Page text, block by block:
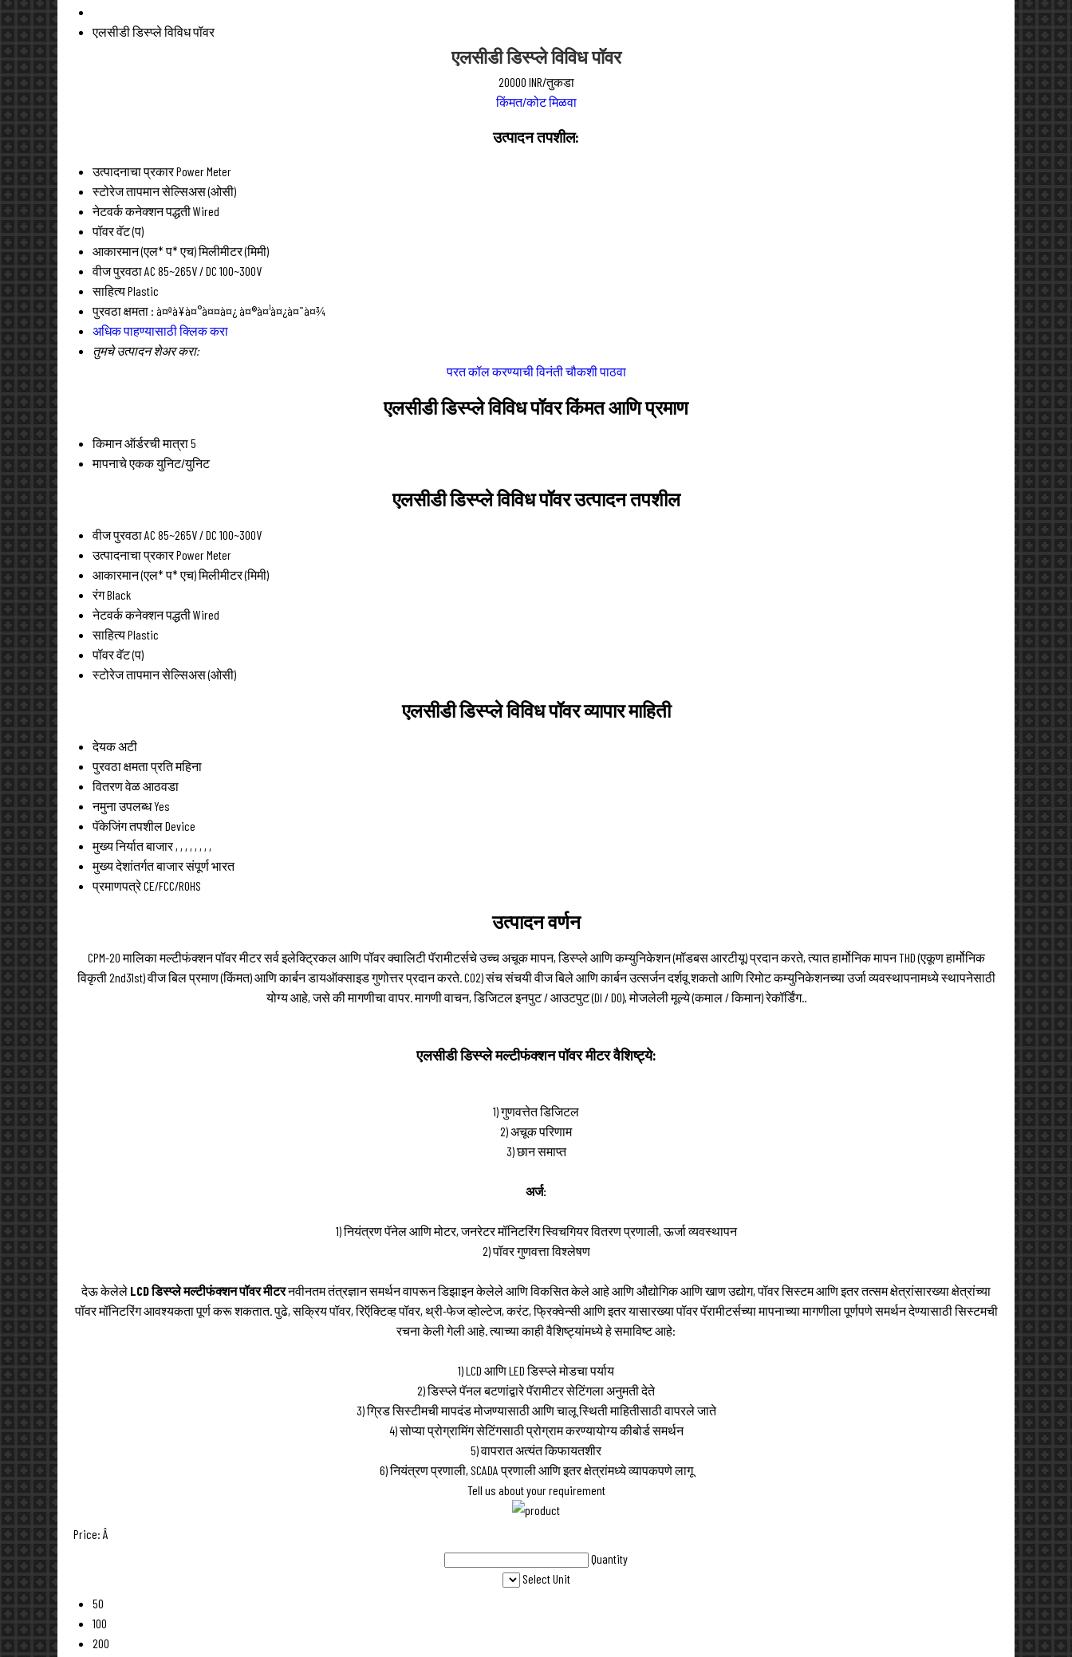
एलसीडी डिस्प्ले विविध पॉवर
एलसीडी डिस्प्ले विविध पॉवर
20000 INR/तुकडा
किंमत/कोट मिळवा
उत्पादन तपशील:
उत्पादनाचा प्रकारPower Meter
स्टोरेज तापमानसेल्सिअस (ओसी)
नेटवर्क कनेक्शन पद्धतीWired
पॉवरवॅट (प)
आकारमान (एल* प* एच)मिलीमीटर (मिमी)
वीज पुरवठाAC 85~265V / DC 100~300V
साहित्यPlastic
पुरवठा क्षमता : à¤ªà¥à¤°à¤¤à¤¿ à¤®à¤¹à¤¿à¤¨à¤¾
अधिक पाहण्यासाठी क्लिक करा
तुमचे उत्पादन शेअर करा:
परत कॉल करण्याची विनंतीचौकशी पाठवा
एलसीडी डिस्प्ले विविध पॉवर किंमत आणि प्रमाण
किमान ऑर्डरची मात्रा5
मापनाचे एककयुनिट/युनिट
एलसीडी डिस्प्ले विविध पॉवर उत्पादन तपशील
वीज पुरवठाAC 85~265V / DC 100~300V
उत्पादनाचा प्रकारPower Meter
आकारमान (एल* प* एच)मिलीमीटर (मिमी)
रंगBlack
नेटवर्क कनेक्शन पद्धतीWired
साहित्यPlastic
पॉवरवॅट (प)
स्टोरेज तापमानसेल्सिअस (ओसी)
एलसीडी डिस्प्ले विविध पॉवर व्यापार माहिती
देयक अटी
पुरवठा क्षमताप्रति महिना
वितरण वेळआठवडा
नमुना उपलब्धYes
पॅकेजिंग तपशीलDevice
मुख्य निर्यात बाजार , , , , , , , ,
मुख्य देशांतर्गत बाजारसंपूर्ण भारत
प्रमाणपत्रेCE/FCC/ROHS
उत्पादन वर्णन
CPM-20 मालिका मल्टीफंक्शन पॉवर मीटर सर्व इलेक्ट्रिकल आणि पॉवर क्वालिटी पॅरामीटर्सचे उच्च अचूक मापन, डिस्प्ले आणि कम्युनिकेशन (मॉडबस आरटीयू) प्रदान करते, त्यात हार्मोनिक मापन THD (एकूण हार्मोनिक
विकृती 2nd31st) वीज बिल प्रमाण (किंमत) आणि कार्बन डायऑक्साइड गुणोत्तर प्रदान करते. CO2) संच संचयी वीज बिले आणि कार्बन उत्सर्जन दर्शवू शकतो आणि रिमोट कम्युनिकेशनच्या उर्जा व्यवस्थापनामध्ये स्थापनेसाठी
योग्य आहे, जसे की मागणीचा वापर. मागणी वाचन, डिजिटल इनपुट / आउटपुट (DI / DO), मोजलेली मूल्ये (कमाल / किमान) रेकॉर्डिंग..
एलसीडी डिस्प्ले मल्टीफंक्शन पॉवर मीटर वैशिष्ट्ये:
1) गुणवत्तेत डिजिटल
2) अचूक परिणाम
3) छान समाप्त
अर्ज:
1) नियंत्रण पॅनेल आणि मोटर, जनरेटर मॉनिटरिंग स्विचगियर वितरण प्रणाली, ऊर्जा व्यवस्थापन
2) पॉवर गुणवत्ता विश्लेषण
देऊ केलेले LCD डिस्प्ले मल्टीफंक्शन पॉवर मीटरनवीनतम तंत्रज्ञान समर्थन वापरून डिझाइन केलेले आणि विकसित केले आहे आणि औद्योगिक आणि खाण उद्योग, पॉवर सिस्टम आणि इतर तत्सम क्षेत्रांसारख्या क्षेत्रांच्या
पॉवर मॉनिटरिंग आवश्यकता पूर्ण करू शकतात. पुढे, सक्रिय पॉवर, रिऍक्टिव्ह पॉवर, थ्री-फेज व्होल्टेज, करंट, फ्रिक्वेन्सी आणि इतर यासारख्या पॉवर पॅरामीटर्सच्या मापनाच्या मागणीला पूर्णपणे समर्थन देण्यासाठी सिस्टमची
रचना केली गेली आहे. त्याच्या काही वैशिष्ट्यांमध्ये हे समाविष्ट आहे:
1) LCD आणि LED डिस्प्ले मोडचा पर्याय
2) डिस्प्ले पॅनल बटणांद्वारे पॅरामीटर सेटिंगला अनुमती देते
3) ग्रिड सिस्टीमची मापदंड मोजण्यासाठी आणि चालू स्थिती माहितीसाठी वापरले जाते
4) सोप्या प्रोग्रामिंग सेटिंगसाठी प्रोग्राम करण्यायोग्य कीबोर्ड समर्थन
5) वापरात अत्यंत किफायतशीर
6) नियंत्रण प्रणाली, SCADA प्रणाली आणि इतर क्षेत्रांमध्ये व्यापकपणे लागू
Tell us about your requirement
Price: Â
Quantity
Select Unit
50
100
200